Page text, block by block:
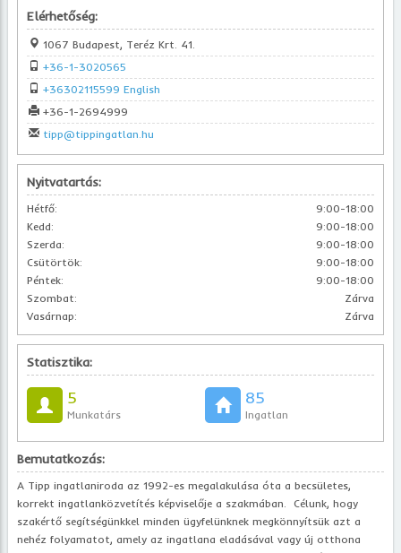
Elérhetőség:
1067 Budapest, Teréz Krt. 41.
+36-1-3020565
+36302115599 English
+36-1-2694999
tipp@tippingatlan.hu
Nyitvatartás:
Hétfő:
9:00-18:00
Kedd:
9:00-18:00
Szerda:
9:00-18:00
Csütörtök:
9:00-18:00
Péntek:
9:00-18:00
Szombat:
Zárva
Vasárnap:
Zárva
Statisztika:
5
Munkatárs
85
Ingatlan
Bemutatkozás:
A Tipp ingatlaniroda az 1992-es megalakulása óta a becsületes,
korrekt ingatlanközvetítés képviselője a szakmában. Célunk, hogy
szakértő segítségünkkel minden ügyfelünknek megkönnyítsük azt a
nehéz folyamatot, amely az ingatlana eladásával vagy új otthona